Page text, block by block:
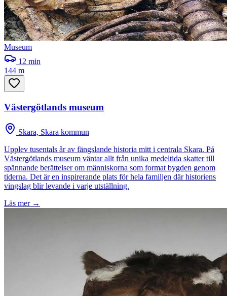
Museum
12 min
144 m
Västergötlands museum
Skara, Skara kommun
Upplev tusentals år av fängslande historia mitt i centrala Skara. På
Västergötlands museum väntar allt från unika medeltida skatter till
spännande berättelser om människorna som format bygden genom
tiderna. Det är en inspirerande plats för hela familjen där historiens
vingslag blir levande i varje utställning.
Läs mer →